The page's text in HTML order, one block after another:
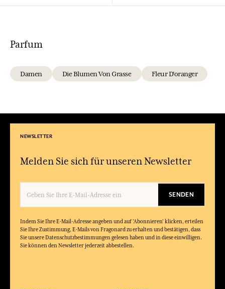
Parfum
Damen Die Blumen Von Grasse Fleur D'oranger
NEWSLETTER
Melden Sie sich für unseren Newsletter
SENDEN
Indem Sie Ihre E-Mail-Adresse angeben und auf 'Abonnieren' klicken, erteilen
Sie Ihre Zustimmung, E-Mails von Fragonard zu erhalten und bestätigen, dass
Sie unsere Datenschutzbestimmungen gelesen haben und in diese einwilligen.
Sie können den Newsletter jederzeit abbestellen.